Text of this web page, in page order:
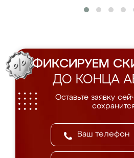
ФИКСИРУЕМ
ДО КОНЦА
Оставьте заявку